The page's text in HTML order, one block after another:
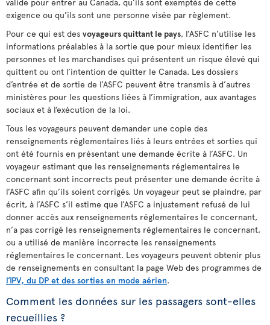
exigence ou qu’ils sont une personne visée par règlement.
Pour ce qui est des voyageurs quittant le pays, l’ASFC n’utilise les
informations préalables à la sortie que pour mieux identifier les
personnes et les marchandises qui présentent un risque élevé qui
quittent ou ont l’intention de quitter le Canada. Les dossiers
d’entrée et de sortie de l’ASFC peuvent être transmis à d’autres
ministères pour les questions liées à l’immigration, aux avantages
sociaux et à l’exécution de la loi.
Tous les voyageurs peuvent demander une copie des
renseignements réglementaires liés à leurs entrées et sorties qui
ont été fournis en présentant une demande écrite à l’ASFC. Un
voyageur estimant que les renseignements réglementaires le
concernant sont incorrects peut présenter une demande écrite à
l’ASFC afin qu’ils soient corrigés. Un voyageur peut se plaindre, par
écrit, à l’ASFC s’il estime que l’ASFC a injustement refusé de lui
donner accès aux renseignements réglementaires le concernant,
n’a pas corrigé les renseignements réglementaires le concernant,
ou a utilisé de manière incorrecte les renseignements
réglementaires le concernant. Les voyageurs peuvent obtenir plus
de renseignements en consultant la page Web des programmes de
l’IPV, du DP et des sorties en mode aérien.
Comment les données sur les passagers sont-elles
recueillies ?